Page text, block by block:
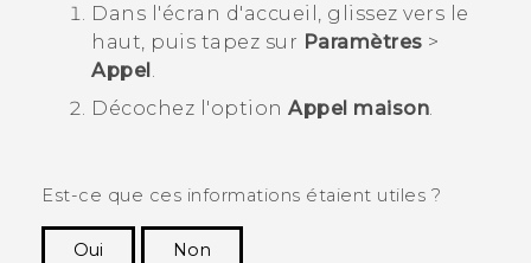
Dans l'écran d'accueil , glissez vers le
haut, puis tapez sur Paramètres >
Appel .
Décochez l'option Appel maison.
Est-ce que ces informations étaient utiles ?
Oui
Non